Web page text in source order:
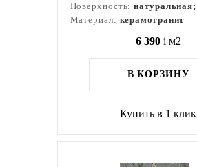
Поверхность:натуральная;
Материал: керамогранит
6 390 i м2
В КОРЗИНУ
Купить в 1 клик